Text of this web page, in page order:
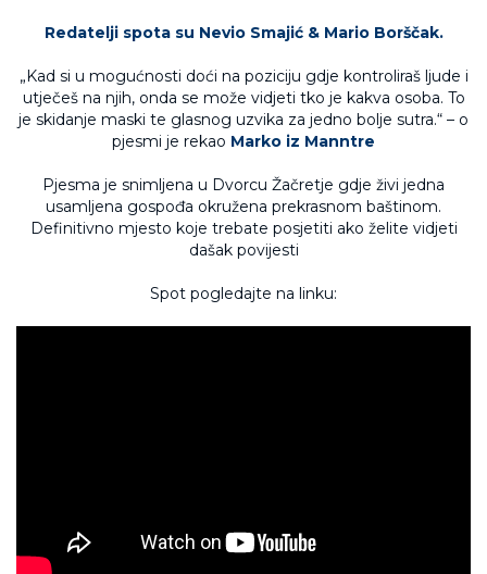
Redatelji spota su Nevio Smajić & Mario Borščak.
„Kad si u mogućnosti doći na poziciju gdje kontroliraš ljude i
utječeš na njih, onda se može vidjeti tko je kakva osoba. To
je skidanje maski te glasnog uzvika za jedno bolje sutra.“ – o
pjesmi je rekao Marko iz Manntre
Pjesma je snimljena u Dvorcu Žačretje gdje živi jedna
usamljena gospođa okružena prekrasnom baštinom.
Definitivno mjesto koje trebate posjetiti ako želite vidjeti
dašak povijesti
Spot pogledajte na linku: